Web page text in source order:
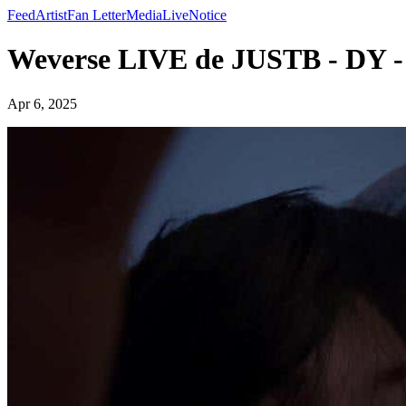
FeedArtistFan LetterMediaLiveNotice
Weverse LIVE de JUSTB - DY
Apr 6, 2025